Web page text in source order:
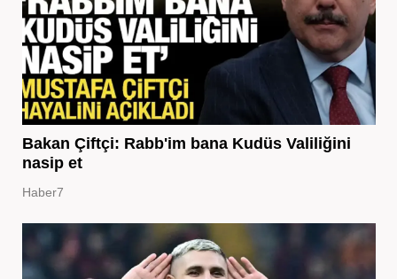
Bakan Çiftçi: Rabb'im bana Kudüs Valiliğini
nasip et
Haber7